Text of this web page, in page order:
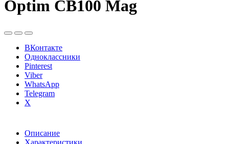
Optim CB100 Mag
ВКонтакте
Одноклассники
Pinterest
Viber
WhatsApp
Telegram
X
Описание